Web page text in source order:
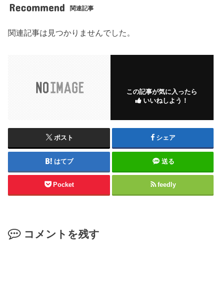
Recommend 関連記事
関連記事は見つかりませんでした。
この記事が気に入ったら
いいねしよう！
ポスト シェア
はてブ 送る
Pocket feedly
コメントを残す